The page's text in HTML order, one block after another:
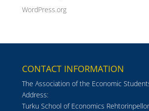
WordPress.org
CONTACT INFORMATION
The Association of the Economic
Address:
Turku School of Economics